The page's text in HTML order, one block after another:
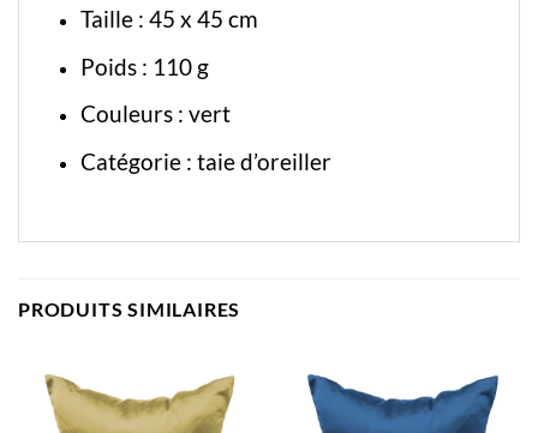
Taille : 45 x 45 cm
Poids : 110 g
Couleurs : vert
Catégorie : taie d’oreiller
PRODUITS SIMILAIRES